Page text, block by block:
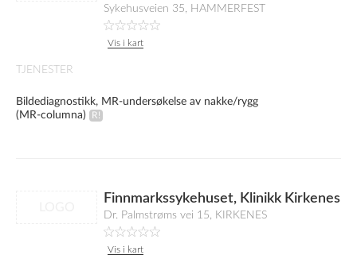
Sykehusveien 35, HAMMERFEST
Vis i kart
TJENESTER
Bildediagnostikk, MR-undersøkelse av nakke/rygg
(MR-columna)
Finnmarkssykehuset, Klinikk Kirkenes
Dr. Palmstrøms vei 15, KIRKENES
Vis i kart